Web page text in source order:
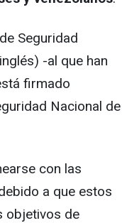
Seguridad
-al que han
firmado
Nacional de
con las
a que estos
objetivos de